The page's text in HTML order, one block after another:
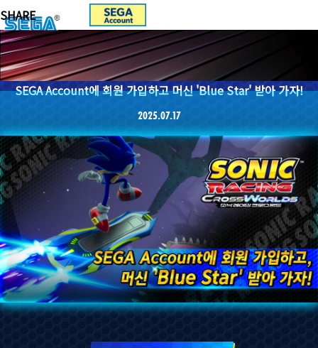
SEGA Account에 회원 가입하고 머신 'Blue Star' 받아 가자!
2025.07.17